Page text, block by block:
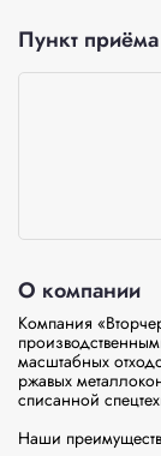
Пункт
О компании
Компания
масштабных
ржавых
списанной
Наши